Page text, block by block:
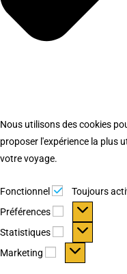
Nous utilisons des cookies
proposer l'expérience la plus
votre voyage.
Fonctionnel Fonctionnel
Toujours
Préférences
Préférences
Statistiques Statistiques
Marketing Marketing